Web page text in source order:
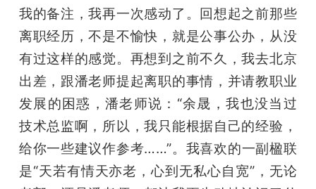
我的备注，我再一次感动了。回想起之前那些
离职经历，不是不愉快，就是公事公办，从没
有过这样的感觉。再想到之前不久，我去北京
出差，跟潘老师提起离职的事情，并请教职业
发展的困惑，潘老师说：“余晟，我也没当过
技术总监啊，所以，我只能根据自己的经验，
给你一些建议作参考……”。我喜欢的一副楹联
是“天若有情天亦老，心到无私心自宽”，无论